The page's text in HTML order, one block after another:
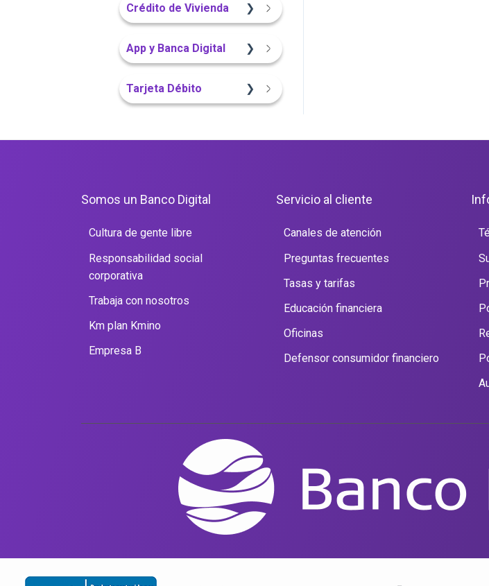
Información General
Portal Web
Crédito de Vivienda
App y Banca Digital
Tarjeta Débito
Somos un Banco Digital
Cultura de gente libre
Responsabilidad social
corporativa
Trabaja con nosotros
Km plan Kmino
Empresa B
Servicio al cliente
Canales de atención
Preguntas frecuentes
Tasas y tarifas
Educación financiera
Oficinas
Defensor consumidor financiero